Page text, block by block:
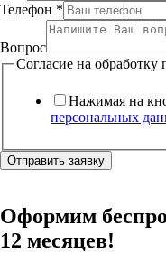
Телефон *
Вопрос
Согласие на
Нажимая на
персональных
Отправить заявку
Оформим
12 месяцев!